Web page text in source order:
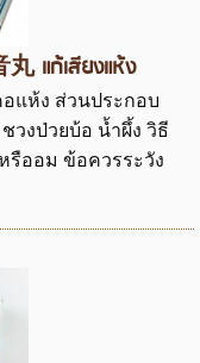
丸 แก้เสียงแห้ง
อแห้ง ส่วนประกอบ
วงป่วยบ้อ น้ำผึ้ง วิธี
รืออม ข้อควรระวัง